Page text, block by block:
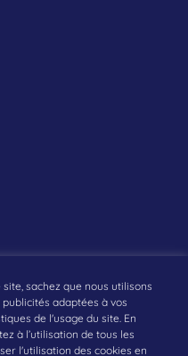
réalisés parStudio Monsieur
sachez que nous utilisons
adaptées à vos
de l'usage du site. En
à l’utilisation de tous les
l'utilisation des cookies en